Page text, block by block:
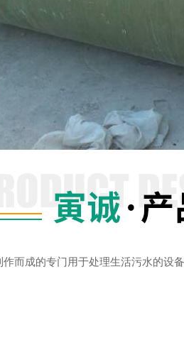
成的专门用于处理生活污水的设